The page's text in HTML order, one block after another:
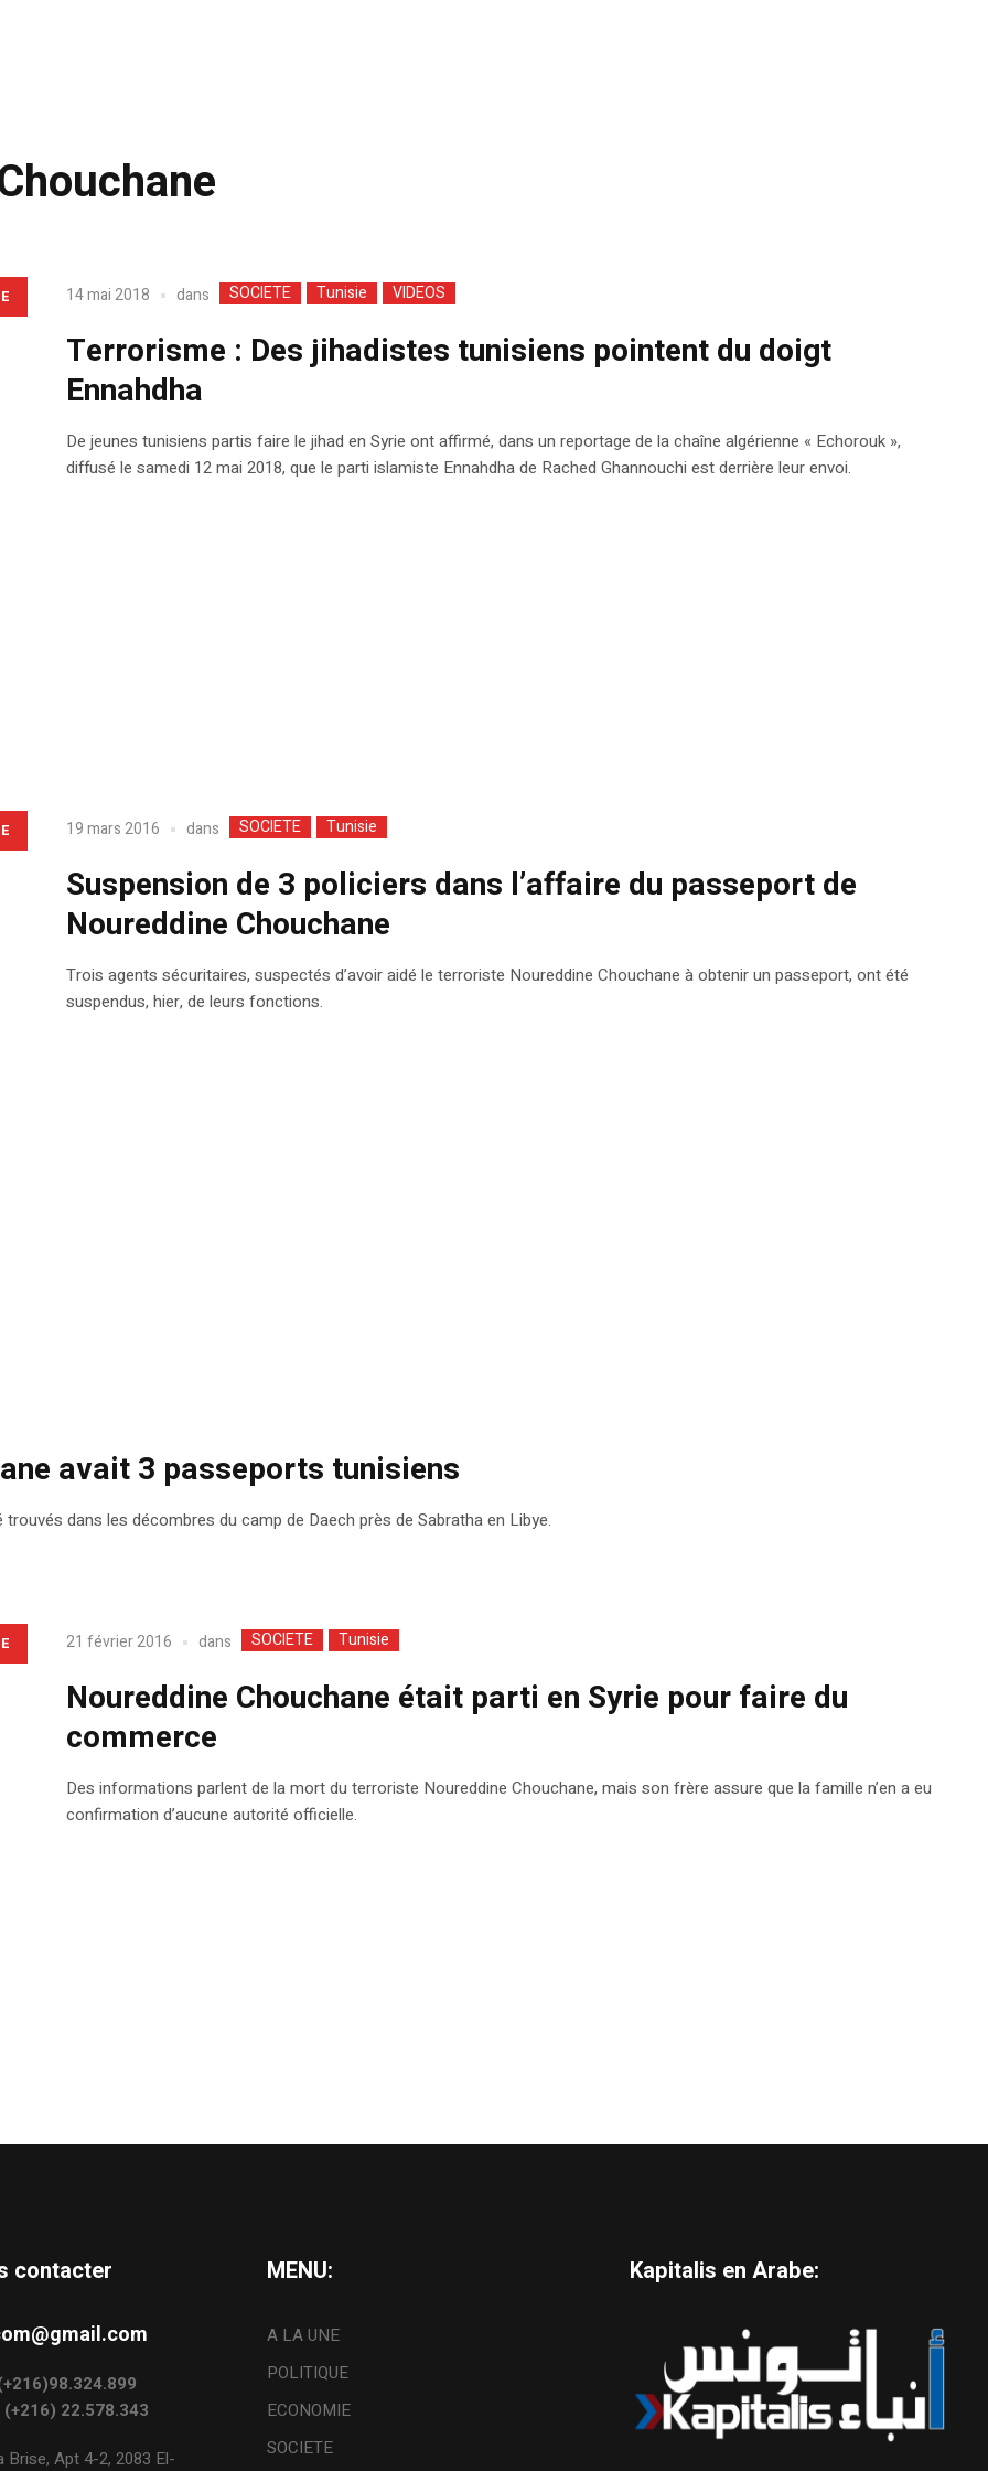
14 mai 2018 dans SOCIETE Tunisie VIDEOS
Terrorisme : Des jihadistes tunisiens pointent du doigt
Ennahdha
De jeunes tunisiens partis faire le jihad en Syrie ont affirmé, dans un reportage de la chaîne algérienne « Echorouk »,
diffusé le samedi 12 mai 2018, que le parti islamiste Ennahdha de Rached Ghannouchi est derrière leur envoi.
19 mars 2016 dans SOCIETE Tunisie
Suspension de 3 policiers dans l’affaire du passeport de
Noureddine Chouchane
Trois agents sécuritaires, suspectés d’avoir aidé le terroriste Noureddine Chouchane à obtenir un passeport, ont été
suspendus, hier, de leurs fonctions.
avait 3 passeports tunisiens
dans les décombres du camp de Daech près de Sabratha en Libye.
21 février 2016 dans SOCIETE Tunisie
Noureddine Chouchane était parti en Syrie pour faire du
commerce
Des informations parlent de la mort du terroriste Noureddine Chouchane, mais son frère assure que la famille n’en a eu
confirmation d’aucune autorité officielle.
contacter
22.578.343
Brise, Apt 4-2, 2083 El-
MENU:
A LA UNE
POLITIQUE
ECONOMIE
SOCIETE
Kapitalis en Arabe: